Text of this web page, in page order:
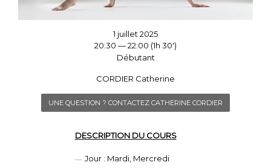
DESCRIPTION DU COURS
Jour : Mardi, Mercredi
1 juillet 2025
20:30 — 22:00 (1h 30′)
Débutant
CORDIER Catherine
UNE QUESTION ? CONTACTEZ CATHERINE CORDIER